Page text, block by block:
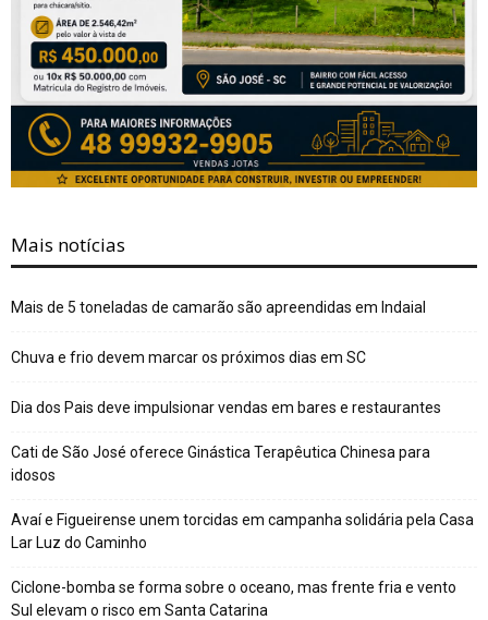
Mais notícias
Mais de 5 toneladas de camarão são apreendidas em Indaial
Chuva e frio devem marcar os próximos dias em SC
Dia dos Pais deve impulsionar vendas em bares e restaurantes
Cati de São José oferece Ginástica Terapêutica Chinesa para
idosos
Avaí e Figueirense unem torcidas em campanha solidária pela Casa
Lar Luz do Caminho
Ciclone-bomba se forma sobre o oceano, mas frente fria e vento
Sul elevam o risco em Santa Catarina